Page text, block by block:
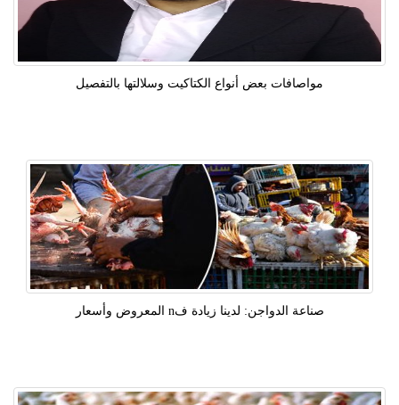
مواصافات بعض أنواع الكتاكيت وسلالتها بالتفصيل
صناعة الدواجن: لدينا زيادة فn المعروض وأسعار